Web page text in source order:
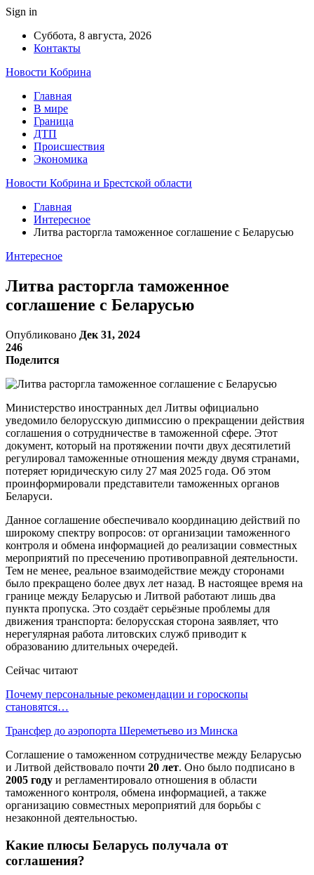
Sign in
Суббота, 8 августа, 2026
Контакты
Новости Кобрина
Главная
В мире
Граница
ДТП
Происшествия
Экономика
Новости Кобрина и Брестской области
Главная
Интересное
Литва расторгла таможенное соглашение с Беларусью
Интересное
Литва расторгла таможенное
соглашение с Беларусью
Опубликовано Дек 31, 2024
246
Поделится
Министерство иностранных дел Литвы официально
уведомило белорусскую дипмиссию о прекращении действия
соглашения о сотрудничестве в таможенной сфере. Этот
документ, который на протяжении почти двух десятилетий
регулировал таможенные отношения между двумя странами,
потеряет юридическую силу 27 мая 2025 года. Об этом
проинформировали представители таможенных органов
Беларуси.
Данное соглашение обеспечивало координацию действий по
широкому спектру вопросов: от организации таможенного
контроля и обмена информацией до реализации совместных
мероприятий по пресечению противоправной деятельности.
Тем не менее, реальное взаимодействие между сторонами
было прекращено более двух лет назад. В настоящее время на
границе между Беларусью и Литвой работают лишь два
пункта пропуска. Это создаёт серьёзные проблемы для
движения транспорта: белорусская сторона заявляет, что
нерегулярная работа литовских служб приводит к
образованию длительных очередей.
Сейчас читают
Почему персональные рекомендации и гороскопы
становятся…
Трансфер до аэропорта Шереметьево из Минска
Соглашение о таможенном сотрудничестве между Беларусью
и Литвой действовало почти 20 лет. Оно было подписано в
2005 году и регламентировало отношения в области
таможенного контроля, обмена информацией, а также
организацию совместных мероприятий для борьбы с
незаконной деятельностью.
Какие плюсы Беларусь получала от
соглашения?